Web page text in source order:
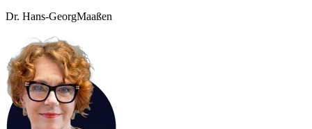
Dr. Hans-GeorgMaaßen